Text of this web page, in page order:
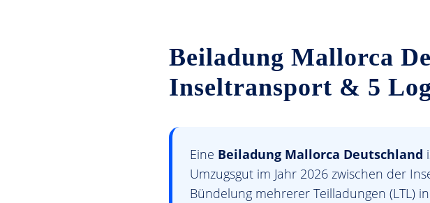
Beiladung Mallorca
Inseltransport & 5
Eine Beiladung Mallorca Deutschland
Umzugsgut im Jahr 2026 zwischen der
Bündelung mehrerer Teilladungen (LTL)